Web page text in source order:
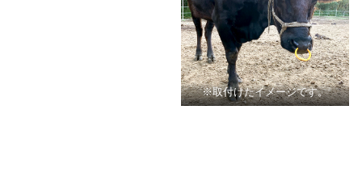
※取付けたイメージです。